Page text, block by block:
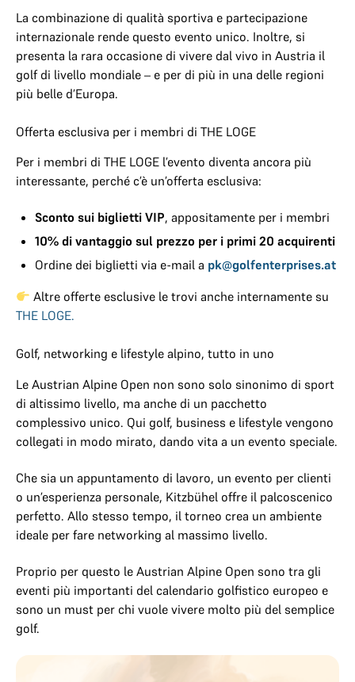
La combinazione di qualità sportiva e partecipazione
internazionale rende questo evento unico. Inoltre, si
presenta la rara occasione di vivere dal vivo in Austria il
golf di livello mondiale – e per di più in una delle regioni
più belle d’Europa.
Offerta esclusiva per i membri di THE LOGE
Per i membri di THE LOGE l’evento diventa ancora più
interessante, perché c’è un’offerta esclusiva:
Sconto sui biglietti VIP, appositamente per i membri
10% di vantaggio sul prezzo per i primi 20 acquirenti
Ordine dei biglietti via e-mail a pk@golfenterprises.at
Altre offerte esclusive le trovi anche internamente su
THE LOGE.
Golf, networking e lifestyle alpino, tutto in uno
Le Austrian Alpine Open non sono solo sinonimo di sport
di altissimo livello, ma anche di un pacchetto
complessivo unico. Qui golf, business e lifestyle vengono
collegati in modo mirato, dando vita a un evento speciale.
Che sia un appuntamento di lavoro, un evento per clienti
o un’esperienza personale, Kitzbühel offre il palcoscenico
perfetto. Allo stesso tempo, il torneo crea un ambiente
ideale per fare networking al massimo livello.
Proprio per questo le Austrian Alpine Open sono tra gli
eventi più importanti del calendario golfistico europeo e
sono un must per chi vuole vivere molto più del semplice
golf.